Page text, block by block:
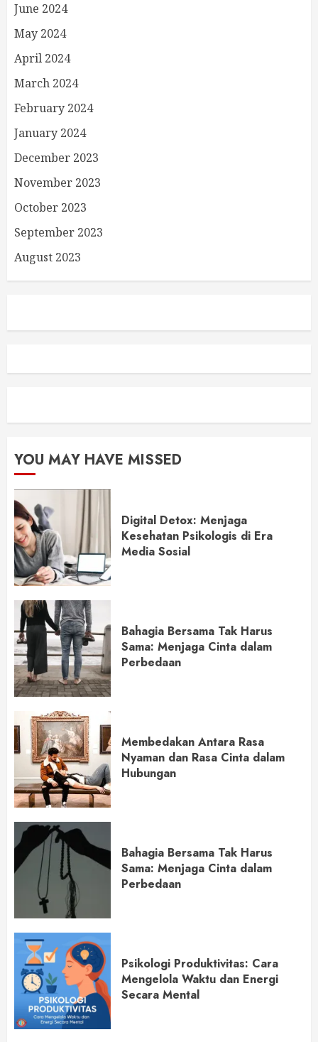
June 2024
May 2024
April 2024
March 2024
February 2024
January 2024
December 2023
November 2023
October 2023
September 2023
August 2023
YOU MAY HAVE MISSED
Digital Detox: Menjaga
Kesehatan Psikologis di Era
Media Sosial
Bahagia Bersama Tak Harus
Sama: Menjaga Cinta dalam
Perbedaan
Membedakan Antara Rasa
Nyaman dan Rasa Cinta dalam
Hubungan
Bahagia Bersama Tak Harus
Sama: Menjaga Cinta dalam
Perbedaan
Psikologi Produktivitas: Cara
Mengelola Waktu dan Energi
Secara Mental